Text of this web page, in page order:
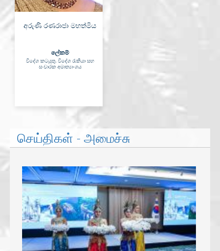
අරුණි රණරාජා මහත්මිය
ලේකම්
විදේශ කටයුතු, විදේශ රැකියා සහ
සංචාරක අමාත්‍යාංශය
செய்திகள் - அமைச்சு